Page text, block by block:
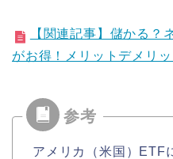
【関連記事】儲かる？
がお得！メリットデメリ
アメリカ（米国）ETF